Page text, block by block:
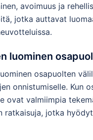
avoimuus ja
jotka auttavat
luominen
osapuolten
onnistumiselle. Kun
ovat valmiimpia
ratkaisuja, jotka